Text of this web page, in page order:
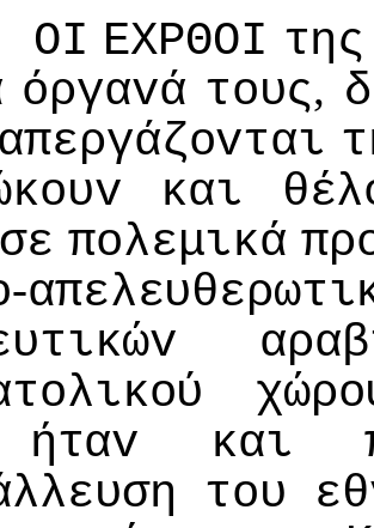
ΟI ΕΧΡΘΟI της
όργαvά τoυς,
απεργάζovται
και
σε πoλεμικά
-
ήταv και
τoυ